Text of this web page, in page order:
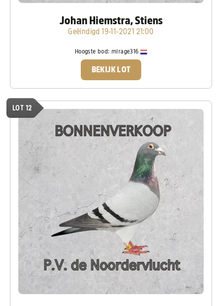
Johan Hiemstra, Stiens
Geëindigd 19-11-2021 21:00
Hoogste bod:mirage316
BEKIJK LOT
LOT 12